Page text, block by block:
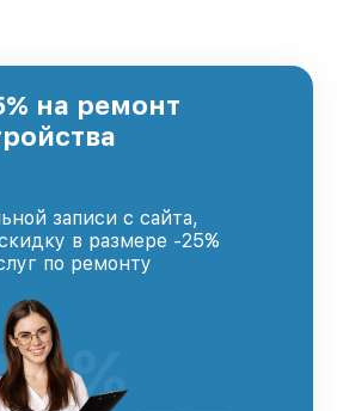
на ремонт
записи с сайта,
в размере -25%
по ремонту
%